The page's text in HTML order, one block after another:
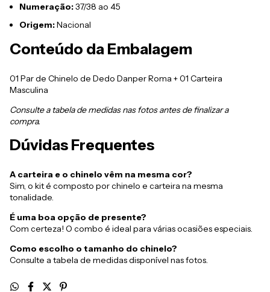
Numeração:37/38 ao 45
Origem:Nacional
Conteúdo da Embalagem
01 Par de Chinelo de Dedo Danper Roma + 01 Carteira
Masculina
Consulte a tabela de medidas nas fotos antes de finalizar a
compra.
Dúvidas Frequentes
A carteira e o chinelo vêm na mesma cor?
Sim, o kit é composto por chinelo e carteira na mesma
tonalidade.
É uma boa opção de presente?
Com certeza! O combo é ideal para várias ocasiões especiais.
Como escolho o tamanho do chinelo?
Consulte a tabela de medidas disponível nas fotos.